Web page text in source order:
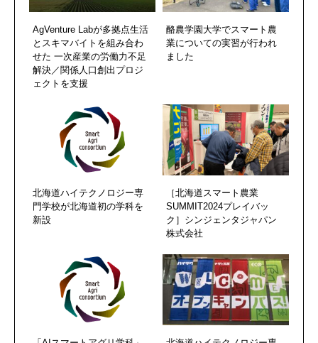
AgVenture Labが多拠点生活
とスキマバイトを組み合わ
せた 一次産業の労働力不足
解決／関係人口創出プロジ
ェクトを支援
酪農学園大学でスマート農
業についての実習が行われ
ました
北海道ハイテクノロジー専
門学校が北海道初の学科を
新設
［北海道スマート農業
SUMMIT2024プレイバッ
ク］シンジェンタジャパン
株式会社